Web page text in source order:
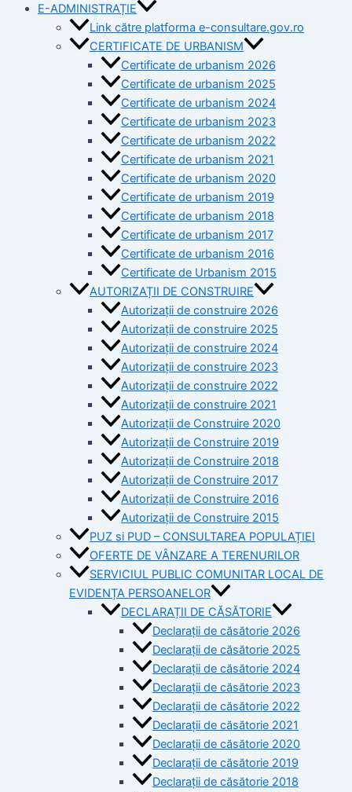
E-ADMINISTRAȚIE
Link către platforma e-consultare.gov.ro
CERTIFICATE DE URBANISM
Certificate de urbanism 2026
Certificate de urbanism 2025
Certificate de urbanism 2024
Certificate de urbanism 2023
Certificate de urbanism 2022
Certificate de urbanism 2021
Certificate de urbanism 2020
Certificate de urbanism 2019
Certificate de urbanism 2018
Certificate de urbanism 2017
Certificate de urbanism 2016
Certificate de Urbanism 2015
AUTORIZAȚII DE CONSTRUIRE
Autorizații de construire 2026
Autorizații de construire 2025
Autorizații de construire 2024
Autorizații de construire 2023
Autorizații de construire 2022
Autorizații de construire 2021
Autorizații de Construire 2020
Autorizații de Construire 2019
Autorizaţii de Construire 2018
Autorizaţii de Construire 2017
Autorizaţii de Construire 2016
Autorizaţii de Construire 2015
PUZ si PUD – CONSULTAREA POPULAȚIEI
OFERTE DE VÂNZARE A TERENURILOR
SERVICIUL PUBLIC COMUNITAR LOCAL DE
EVIDENȚA PERSOANELOR
DECLARAȚII DE CĂSĂTORIE
Declarații de căsătorie 2026
Declarații de căsătorie 2025
Declarații de căsătorie 2024
Declarații de căsătorie 2023
Declarații de căsătorie 2022
Declarații de căsătorie 2021
Declarații de căsătorie 2020
Declarații de căsătorie 2019
Declarații de căsătorie 2018